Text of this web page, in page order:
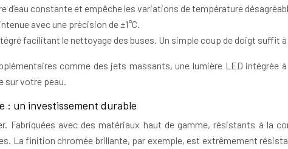
d’eau constante et empêche les variations de température
avec une précision de ±1°C.
facilitant le nettoyage des buses. Un simple coup de doigt suffit
comme des jets massants, une lumière LED intégrée
sur votre peau.
: un investissement durable
Fabriquées avec des matériaux haut de gamme, résistants à la
La finition chromée brillante, par exemple, est extrêmement